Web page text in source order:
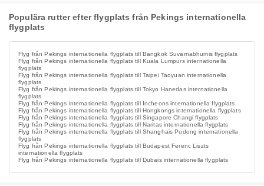
Populära rutter efter flygplats från Pekings internationella
flygplats
Flyg från Pekings internationella flygplats till Bangkok Suvarnabhumis flygplats
Flyg från Pekings internationella flygplats till Kuala Lumpurs internationella
flygplats
Flyg från Pekings internationella flygplats till Taipei Taoyuan internationella
flygplats
Flyg från Pekings internationella flygplats till Tokyo Hanedas internationella
flygplats
Flyg från Pekings internationella flygplats till Incheons internationella flygplats
Flyg från Pekings internationella flygplats till Hongkongs internationella flygplats
Flyg från Pekings internationella flygplats till Singapore Changi flygplats
Flyg från Pekings internationella flygplats till Naritas internationella flygplats
Flyg från Pekings internationella flygplats till Shanghais Pudong internationella
flygplats
Flyg från Pekings internationella flygplats till Budapest Ferenc Liszts
internationella flygplats
Flyg från Pekings internationella flygplats till Dubais internationella flygplats